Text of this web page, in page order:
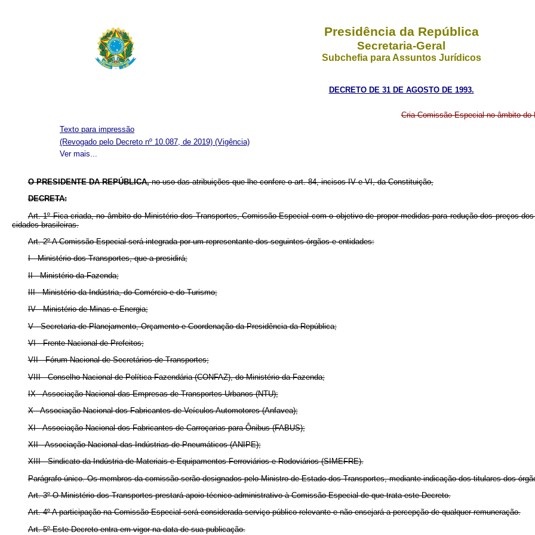
Presidência da República
Secretaria-Geral
Subchefia para Assuntos Jurídicos
DECRETO DE 31 DE AGOSTO DE 1993.
Cria Comissão Especial no âmbito
Texto para impressão
Ver mais...
(Revogado pelo Decreto nº 10.087, de 2019) (Vigência)
O PRESIDENTE DA REPÚBLICA,no uso das atribuições que lhe confere o art. 84, incisos IV e VI, da Constituição,
DECRETA:
Art. 1º Fica criada, no âmbito do Ministério dos Transportes, Comissão Especial com o objetivo de propor medidas para redução dos preços
cidades brasileiras.
Art. 2º A Comissão Especial será integrada por um representante dos seguintes órgãos e entidades:
I - Ministério dos Transportes, que a presidirá;
II - Ministério da Fazenda;
III - Ministério da Indústria, do Comércio e do Turismo;
IV - Ministério de Minas e Energia;
V - Secretaria de Planejamento, Orçamento e Coordenação da Presidência da República;
VI - Frente Nacional de Prefeitos;
VII - Fórum Nacional de Secretários de Transportes;
VIII - Conselho Nacional de Política Fazendária (CONFAZ), do Ministério da Fazenda;
IX - Associação Nacional das Empresas de Transportes Urbanos (NTU);
X - Associação Nacional dos Fabricantes de Veículos Automotores (Anfavea);
XI - Associação Nacional dos Fabricantes de Carroçarias para Ônibus (FABUS);
XII - Associação Nacional das Indústrias de Pneumáticos (ANIPE);
XIII - Sindicato da Indústria de Materiais e Equipamentos Ferroviários e Rodoviários (SIMEFRE).
Parágrafo único. Os membros da comissão serão designados pelo Ministro de Estado dos Transportes, mediante indicação dos titulares dos
Art. 3º O Ministério dos Transportes prestará apoio técnico-administrativo à Comissão Especial de que trata este Decreto.
Art. 4º A participação na Comissão Especial será considerada serviço público relevante e não ensejará a percepção de qualquer remuneração.
Art. 5º Este Decreto entra em vigor na data de sua publicação.